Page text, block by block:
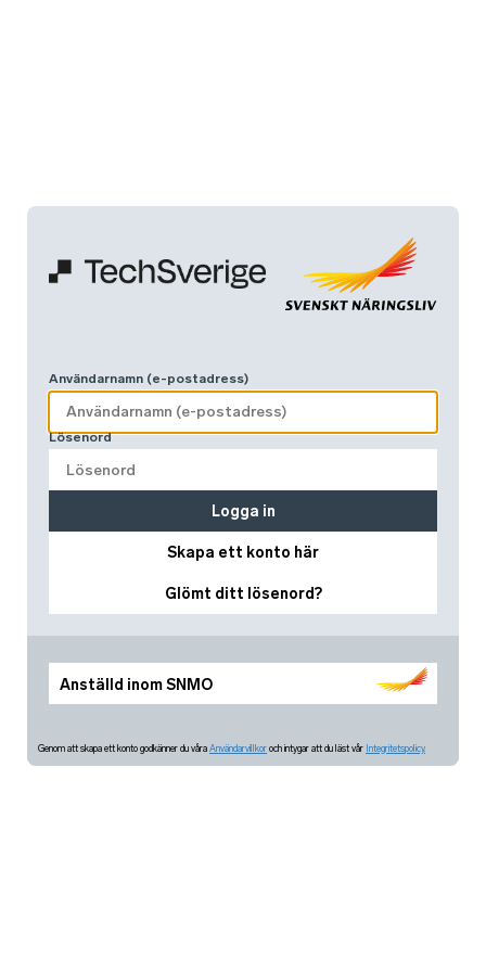
Anställd inom SNMO
Användarnamn (e-postadress)
Lösenord
Skapa ett konto här
Glömt ditt lösenord?
Logga in
Genom att skapa ett konto godkänner du våra Användarvillkor och intygar att du läst vår Integritetspolicy.